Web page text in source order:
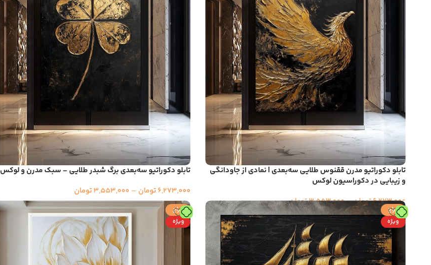
تابلو دکوراتیو مدرن ققنوس طلایی سه‌بعدی | نمادی از جاودانگی
و زیبایی در دکوراسیون لوکس
6,273,000تومان–
3,553,000تومان
تابلو دکوراتیو سه‌بعدی برگ شبدر طلایی – سبک مدرن و لوکس
6,273,000تومان –
3,553,000تومان
حراج
ویژه
حراج
ویژه
Instagram